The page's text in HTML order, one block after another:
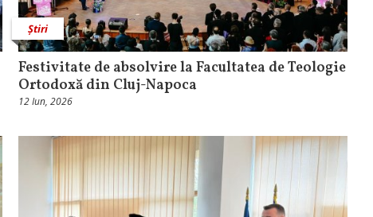
Știri
Festivitate de absolvire la Facultatea de Teologie
Ortodoxă din Cluj-Napoca
12 Iun, 2026